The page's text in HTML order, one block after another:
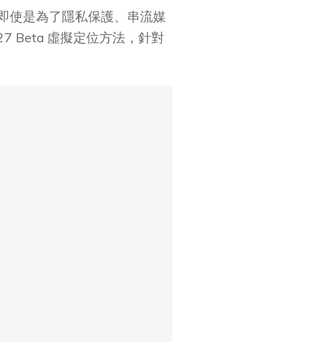
使是為了隱私保護、串流媒
Beta 虛擬定位方法，針對